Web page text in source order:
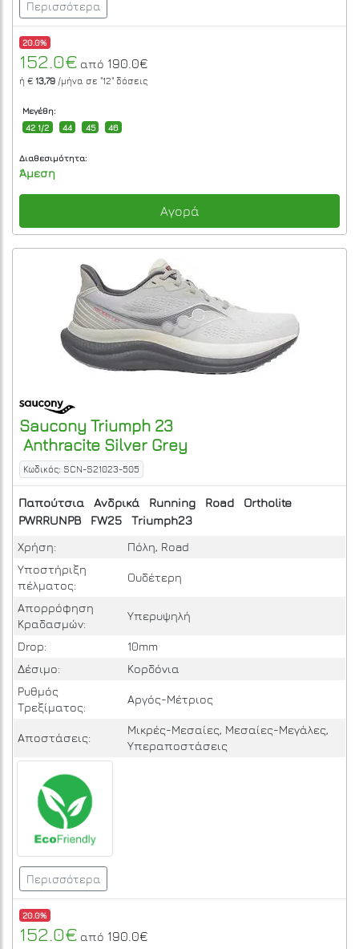
Περισσότερα
20.0%
152.0€ από 190.0€
ή € 13,79 /μήνα σε "12" δόσεις
Μεγέθη:
42 1/2
44 45 46
Διαθεσιμότητα:
Άμεση
Αγορά
Saucony Triumph 23
Anthracite Silver Grey
Κωδικός: SCN-S21023-505
Παπούτσια Ανδρικά Running Road
Ortholite
PWRRUNPB
FW25
Triumph23
Χρήση:
Πόλη, Road
Υποστήριξη
πέλματος:
Ουδέτερη
Απορρόφηση
Κραδασμών:
Υπερυψηλή
Drop:
10mm
Δέσιμο:
Κορδόνια
Ρυθμός
Τρεξίματος:
Αργός-Μέτριος
Αποστάσεις:
Μικρές-Μεσαίες, Μεσαίες-Μεγάλες,
Υπεραποστάσεις
Περισσότερα
20.0%
152.0€ από 190.0€